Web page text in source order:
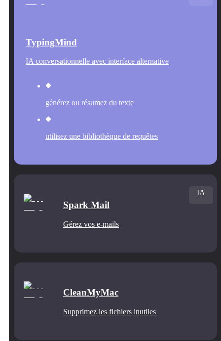
TypingMind
IA conversationnelle avec interface alternative
générez ou résumez du texte
utilisez une bibliothèque de requêtes
Spark Mail
Gérez vos e-mails
IA
CleanMyMac
Supprimez les fichiers inutiles